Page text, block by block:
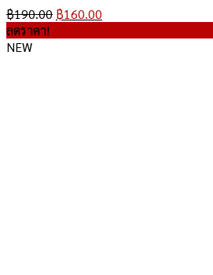
฿190.00 Original
฿160.00
ลดราคา!
NEW